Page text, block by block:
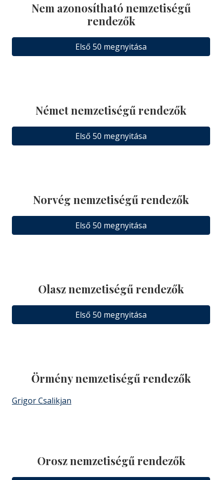
Nem azonosítható nemzetiségű
rendezők
Első 50 megnyitása
Német nemzetiségű rendezők
Első 50 megnyitása
Norvég nemzetiségű rendezők
Első 50 megnyitása
Olasz nemzetiségű rendezők
Első 50 megnyitása
Örmény nemzetiségű rendezők
Grigor Csalikjan
Orosz nemzetiségű rendezők